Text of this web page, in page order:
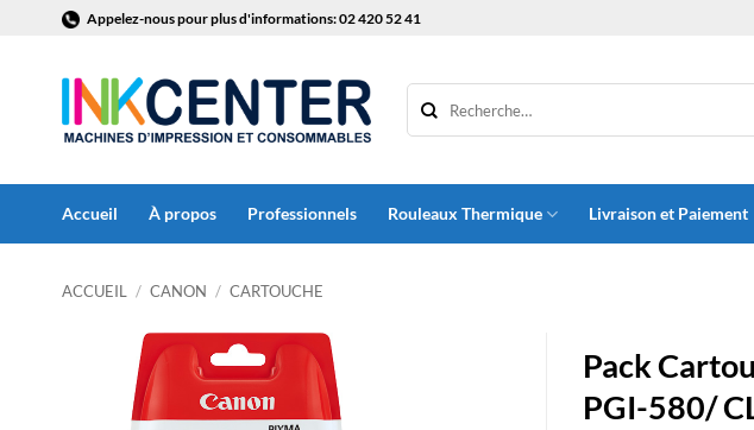
contenu
Appelez-nous pour plus d'informations: 02 420 52 41
Accueil À propos Professionnels Rouleaux Thermique Livraison et Paiement
ACCUEIL / CANON / CARTOUCHE
Pack
PGI-580/